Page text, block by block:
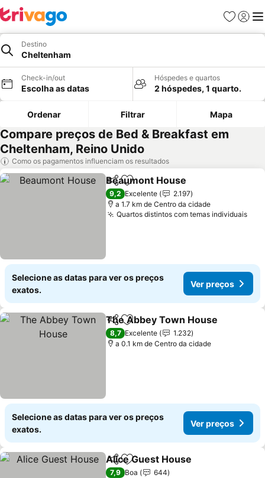
Favoritos
Iniciar
Destino
Cheltenham
Check-in/out
Escolha as datas
Hóspedes e quartos
2 hóspedes, 1 quarto.
Ordenar Filtrar Mapa
Compare preços de Bed & Breakfast em
Cheltenham, Reino Unido
Como os pagamentos influenciam os resultados
PartilharAdicionar aos favoritos
Beaumont House
9,2 Excelente
2.197
a 1.7 km de Centro da cidade
Quartos distintos com temas individuais
Selecione as datas para ver os preços
exatos.
Ver preços
PartilharAdicionar aos favoritos
The Abbey Town House
8,7 Excelente
1.232
a 0.1 km de Centro da cidade
Selecione as datas para ver os preços
exatos.
Ver preços
PartilharAdicionar aos favoritos
Alice Guest House
7,9 Boa
644